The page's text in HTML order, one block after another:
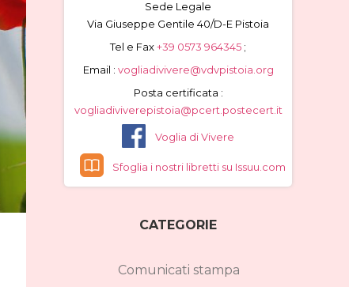
Sede Legale
Via Giuseppe Gentile 40/D-E Pistoia
Tel e Fax+39 0573 964345 ;
Email : vogliadivivere@vdvpistoia.org
Posta certificata :
vogliadiviverepistoia@pcert.postecert.it
Voglia di Vivere
Sfoglia i nostri libretti su Issuu.com
CATEGORIE
Comunicati stampa